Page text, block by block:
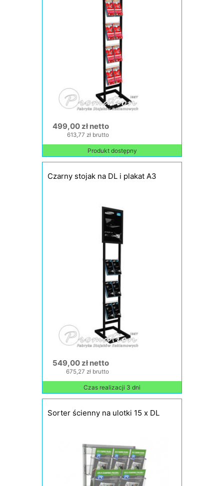
499,00 zł netto
613,77 zł brutto
Produkt dostępny
Czarny stojak na DL i plakat A3
549,00 zł netto
675,27 zł brutto
Czas realizacji 3 dni
Sorter ścienny na ulotki 15 x DL